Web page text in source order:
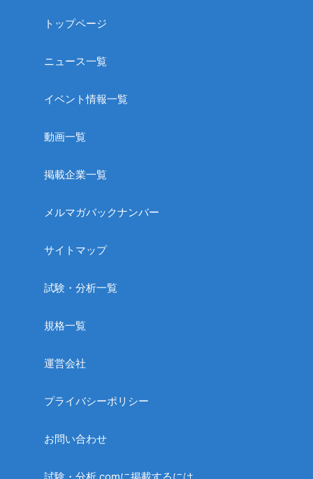
トップページ
ニュース一覧
イベント情報一覧
動画一覧
掲載企業一覧
メルマガバックナンバー
サイトマップ
試験・分析一覧
規格一覧
運営会社
プライバシーポリシー
お問い合わせ